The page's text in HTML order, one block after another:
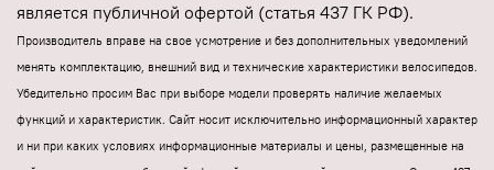
является публичной офертой (статья 437 ГК РФ).
Производитель вправе на свое усмотрение и без дополнительных уведомлений
менять комплектацию, внешний вид и технические характеристики велосипедов.
Убедительно просим Вас при выборе модели проверять наличие желаемых
функций и характеристик. Cайт носит исключительно информационный характер
и ни при каких условиях информационные материалы и цены, размещенные на